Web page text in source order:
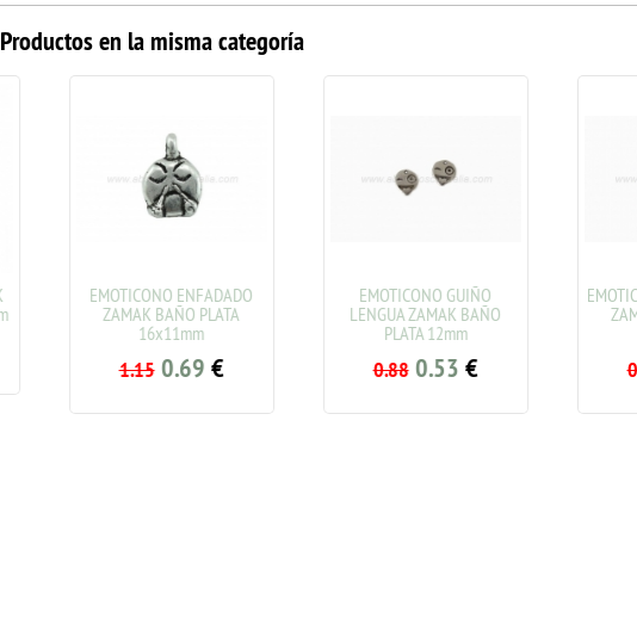
Productos en la misma categoría
EMOTICONO ENFADADO
ZAMAK BAÑO PLATA
16x11mm
0.69€
EMOTICONO GUIÑO
LENGUA ZAMAK BAÑO
PLATA 12mm
0.53€
EMOTICONO
ZAMAK